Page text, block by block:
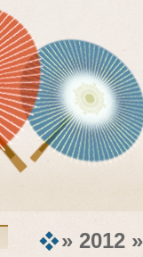
» 2012